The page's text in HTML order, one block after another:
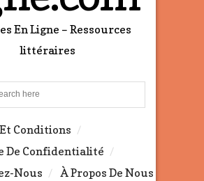
En Ligne – Ressources
littéraires
e
Conditions
De Confidentialité
Nous
À Propos De Nous